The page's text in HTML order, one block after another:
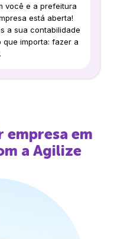
você e a prefeitura
está aberta!
a sua contabilidade
importa: fazer a
empresa em
a Agilize